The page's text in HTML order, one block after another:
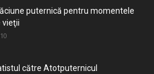
puternică pentru momentele
vieţii
către Atotputernicul